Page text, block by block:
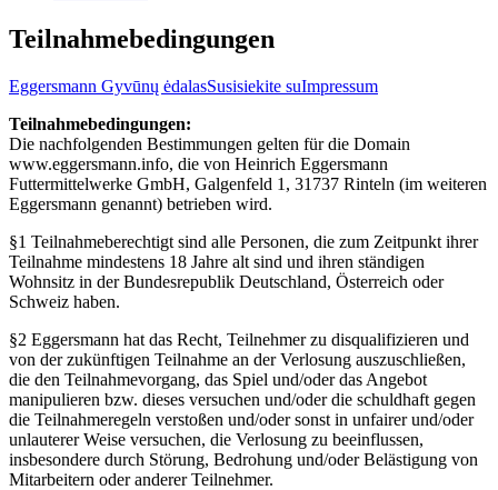
Teilnahmebedingungen
Eggersmann Gyvūnų ėdalasSusisiekite suImpressum
Teilnahmebedingungen:
Die nachfolgenden Bestimmungen gelten für die Domain
www.eggersmann.info, die von Heinrich Eggersmann
Futtermittelwerke GmbH, Galgenfeld 1, 31737 Rinteln (im weiteren
Eggersmann genannt) betrieben wird.
§1 Teilnahmeberechtigt sind alle Personen, die zum Zeitpunkt ihrer
Teilnahme mindestens 18 Jahre alt sind und ihren ständigen
Wohnsitz in der Bundesrepublik Deutschland, Österreich oder
Schweiz haben.
§2 Eggersmann hat das Recht, Teilnehmer zu disqualifizieren und
von der zukünftigen Teilnahme an der Verlosung auszuschließen,
die den Teilnahmevorgang, das Spiel und/oder das Angebot
manipulieren bzw. dieses versuchen und/oder die schuldhaft gegen
die Teilnahmeregeln verstoßen und/oder sonst in unfairer und/oder
unlauterer Weise versuchen, die Verlosung zu beeinflussen,
insbesondere durch Störung, Bedrohung und/oder Belästigung von
Mitarbeitern oder anderer Teilnehmer.